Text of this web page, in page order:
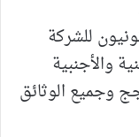
للشركة
والأجنبية
وجميع الوثائق